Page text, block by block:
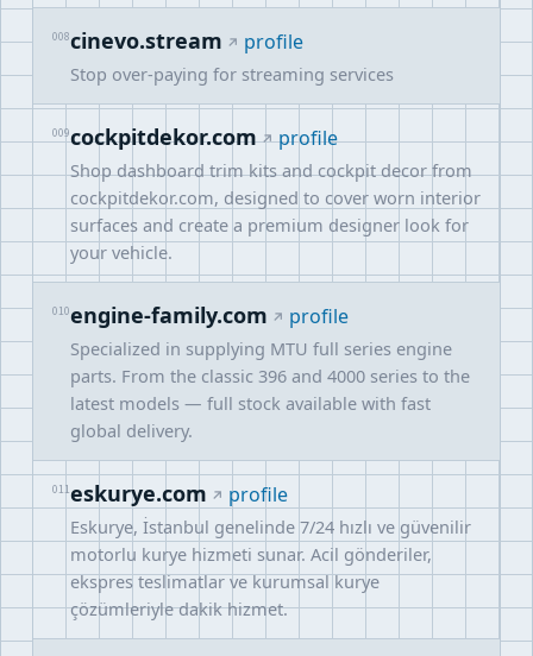
008cinevo.stream profile
Stop over-paying for streaming services
009cockpitdekor.com profile
Shop dashboard trim kits and cockpit decor from
cockpitdekor.com, designed to cover worn interior
surfaces and create a premium designer look for
your vehicle.
010engine-family.com profile
Specialized in supplying MTU full series engine
parts. From the classic 396 and 4000 series to the
latest models — full stock available with fast
global delivery.
011eskurye.com profile
Eskurye, İstanbul genelinde 7/24 hızlı ve güvenilir
motorlu kurye hizmeti sunar. Acil gönderiler,
ekspres teslimatlar ve kurumsal kurye
çözümleriyle dakik hizmet.